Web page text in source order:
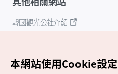
韓國觀光公社介紹
本網站使用Cookie設定